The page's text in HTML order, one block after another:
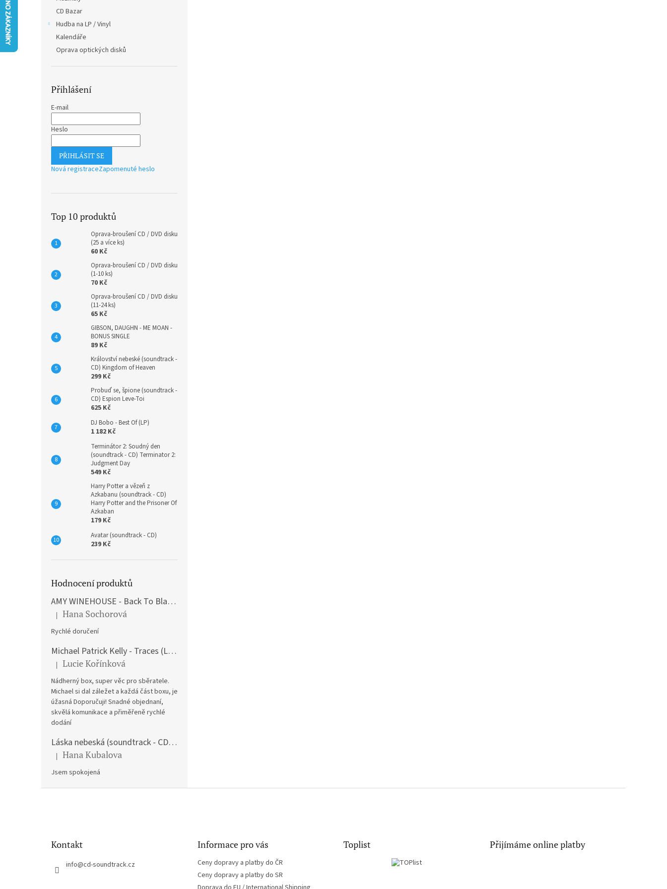
CD Bazar
Hudba na LP / Vinyl
Kalendáře
Oprava optických disků
Přihlášení
E-mail
Heslo
PŘIHLÁSIT SE
Nová registraceZapomenuté heslo
Top 10 produktů
Oprava-broušení CD / DVD disku
(25 a více ks)
60 Kč
Oprava-broušení CD / DVD disku
(1-10 ks)
70 Kč
Oprava-broušení CD / DVD disku
(11-24 ks)
65 Kč
GIBSON, DAUGHN - ME MOAN -
BONUS SINGLE
89 Kč
Království nebeské (soundtrack -
CD) Kingdom of Heaven
299 Kč
Probuď se, špione (soundtrack -
CD) Espion Leve-Toi
625 Kč
DJ Bobo - Best Of (LP)
1 182 Kč
Terminátor 2: Soudný den
(soundtrack - CD) Terminator 2:
Judgment Day
549 Kč
Harry Potter a vězeň z
Azkabanu (soundtrack - CD)
Harry Potter and the Prisoner Of
Azkaban
179 Kč
Avatar (soundtrack - CD)
239 Kč
Hodnocení produktů
AMY WINEHOUSE - Back To Black (LP)
Hodnocení produktu je 5 z 5 hvězdiček.
| Hana Sochorová
Rychlé doručení
Michael Patrick Kelly - Traces (Limited Edition) (Premium Box-Set) (LP)
Hodnocení produktu je 5 z 5 hvězdiček.
| Lucie Kořínková
Nádherný box, super věc pro sběratele.
Michael si dal záležet a každá část boxu, je
úžasná Doporučuji! Snadné objednaní,
skvělá komunikace a přiměřeně rychlé
dodání
Láska nebeská (soundtrack - CD) Love Actually
Hodnocení produktu je 5 z 5 hvězdiček.
| Hana Kubalova
Jsem spokojená
Kontakt
info@cd-soundtrack.cz
Informace pro vás
Ceny dopravy a platby do ČR
Ceny dopravy a platby do SR
Toplist Přijímáme online platby